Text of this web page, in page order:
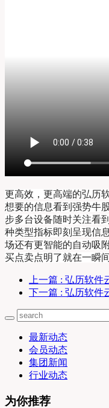
更高效，更高端的弘历
想要的信息看到强势牛
步多台设备随时关注看
种类型指标即刻呈现信
场还有更智能的自动吸
买点卖点明了就在一瞬
上一篇 : 弘历软
下一篇 : 弘历软件
最新动态
会员动态
集团新闻
行业动态
为你推荐